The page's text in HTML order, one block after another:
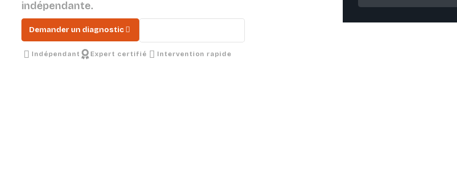
indépendante.
Demander un diagnostic
Indépendant Expert certifié Intervention rapide